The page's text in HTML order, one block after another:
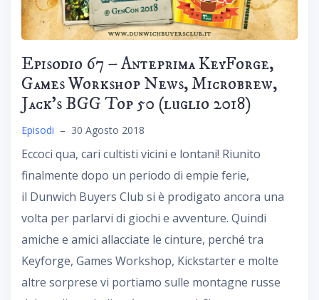
Episodio 67 – Anteprima KeyForge,
Games Workshop News, Microbrew,
Jack’s BGG Top 50 (luglio 2018)
Episodi – 30 Agosto 2018
Eccoci qua, cari cultisti vicini e lontani! Riunito
finalmente dopo un periodo di empie ferie,
il Dunwich Buyers Club si è prodigato ancora una
volta per parlarvi di giochi e avventure. Quindi
amiche e amici allacciate le cinture, perché tra
Keyforge, Games Workshop, Kickstarter e molte
altre sorprese vi portiamo sulle montagne russe